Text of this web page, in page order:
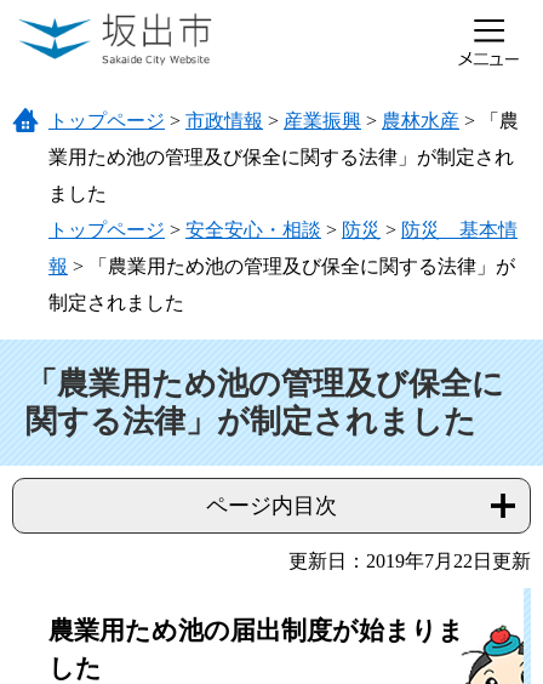
ページの先頭です。
メニューを飛ばして本文へ
トップページ > 市政情報 > 産業振興 > 農林水産 >
「農
業用ため池の管理及び保全に関する法律」が制定され
ました
トップページ > 安全安心・相談 > 防災 > 防災 基本情
報 >
「農業用ため池の管理及び保全に関する法律」が
制定されました
「農業用ため池の管理及び保全に
関する法律」が制定されました
ページ内目次
更新日：2019年7月22日更新
農業用ため池の届出制度が始まりま
した